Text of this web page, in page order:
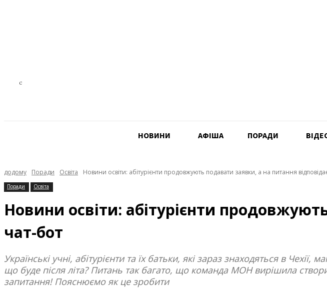
C
НОВИНИ АФIША ПОРАДИ
додому Поради Освіта Новини освіти: абітурієнти продовжують подавати заявки, а на питання
Поради Освіта
Новини освіти: абітурієнти
чат-бот
Українські учні, абітурієнти та їх батьки, які зараз знаходяться в
що буде після літа? Питань так багато, що команда МОН вирішила
запитання! Пояснюємо як це зробити